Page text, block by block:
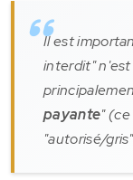
Il est
interdit" n'est
payante"
"autorisé/